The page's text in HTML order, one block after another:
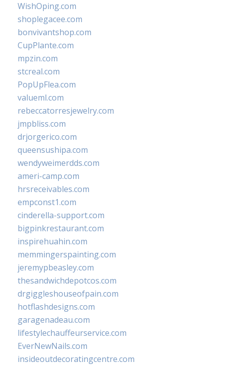
WishOping.com
shoplegacee.com
bonvivantshop.com
CupPlante.com
mpzin.com
stcreal.com
PopUpFlea.com
valueml.com
rebeccatorresjewelry.com
jmpbliss.com
drjorgerico.com
queensushipa.com
wendyweimerdds.com
ameri-camp.com
hrsreceivables.com
empconst1.com
cinderella-support.com
bigpinkrestaurant.com
inspirehuahin.com
memmingerspainting.com
jeremypbeasley.com
thesandwichdepotcos.com
drgiggleshouseofpain.com
hotflashdesigns.com
garagenadeau.com
lifestylechauffeurservice.com
EverNewNails.com
insideoutdecoratingcentre.com